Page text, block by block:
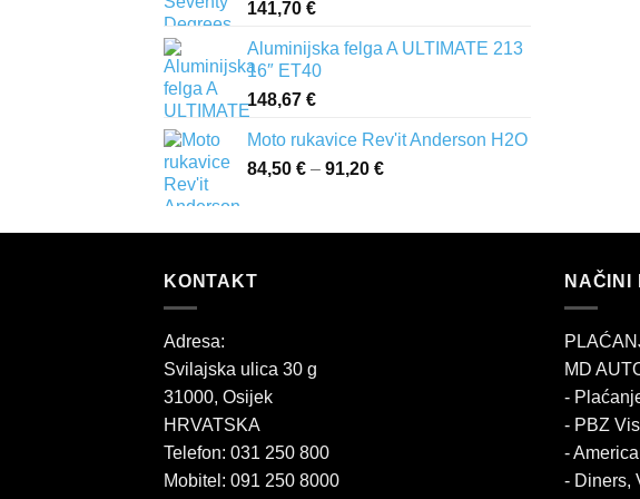
141,70 €
Aluminijska felga A ULTIMATE 213
16″ ET40
148,67 €
Moto rukavice Rev'it Anderson H2O
84,50 € – 91,20 €
84,50 €
KONTAKT
Adresa:
Svilajska ulica 30 g
31000, Osijek
HRVATSKA
Telefon: 031 250 800
Mobitel: 091 250 8000
NAČINI
MD
-
- PBZ
-
- Diners,